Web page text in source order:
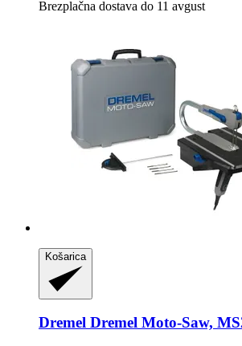
Brezplačna dostava do 11 avgust
Košarica
Dremel Dremel Moto-​Saw,